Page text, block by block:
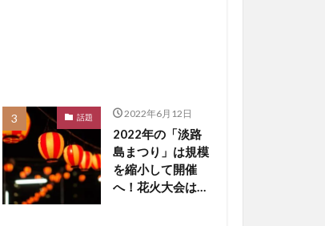
話題 2022年6月12日
2022年の「淡路
島まつり」は規模
を縮小して開催
へ！花火大会は中